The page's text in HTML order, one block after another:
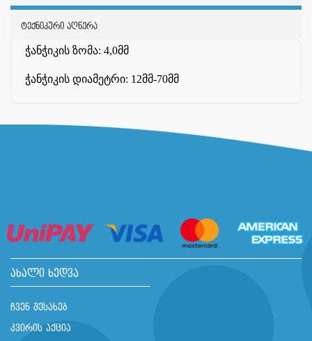
ტექნიკური აღწერა
ჭანჭიკის ზომა: 4,0მმ
ჭანჭიკის დიამეტრი: 12მმ-70მმ
ახალი ხედვა
ჩვენ შესახებ
კვირის აქცია